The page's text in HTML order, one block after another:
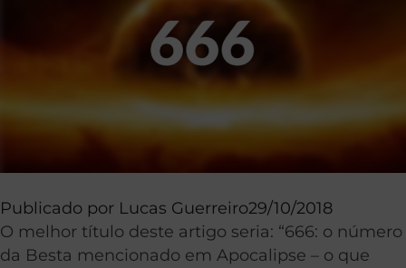
Publicado por Lucas Guerreiro29/10/2018
O melhor título deste artigo seria: “666: o número
da Besta mencionado em Apocalipse – o que